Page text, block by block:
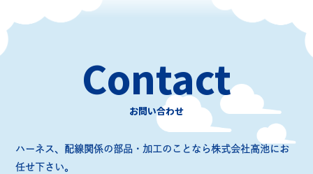
Contact
お問い合わせ
ハーネス、配線関係の部品・加工のことなら株式会社高池にお
任せ下さい。